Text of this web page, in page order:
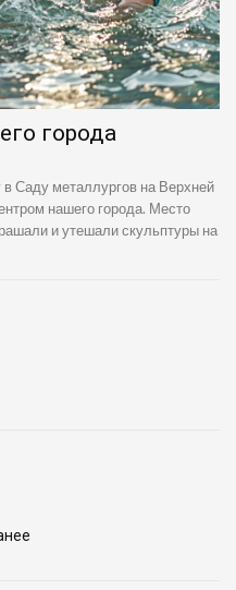
города
Саду металлургов на Верхней
нашего города. Место
и утешали скульптуры на